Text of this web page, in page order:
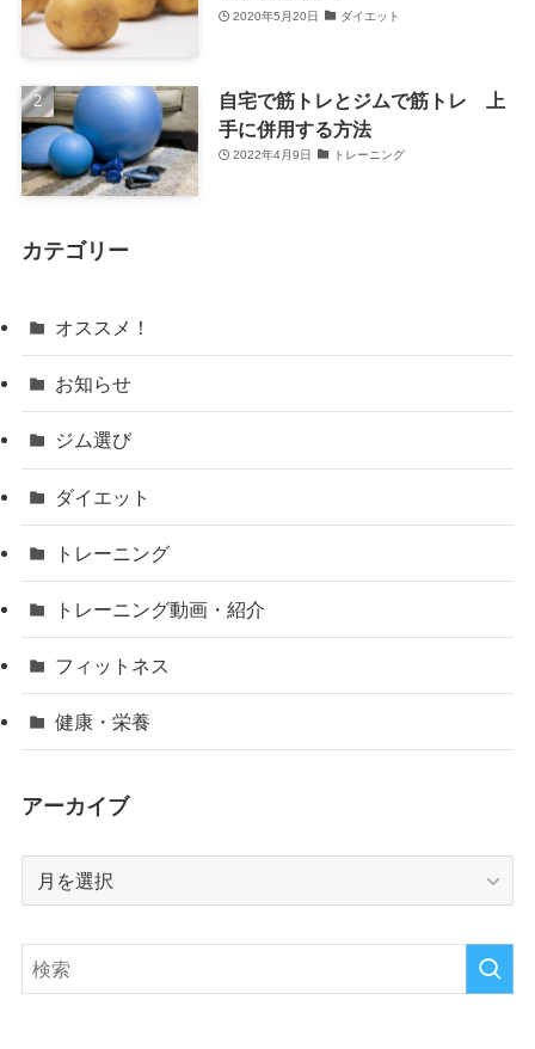
2020年5月20日 ダイエット
自宅で筋トレとジムで筋トレ 上
手に併用する方法
2022年4月9日 トレーニング
カテゴリー
オススメ！
お知らせ
ジム選び
ダイエット
トレーニング
トレーニング動画・紹介
フィットネス
健康・栄養
アーカイブ
イ
ブ